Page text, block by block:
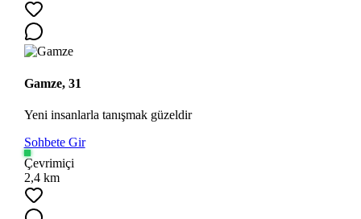
Gamze, 31
Yeni insanlarla tanışmak güzeldir
Sohbete Gir
Çevrimiçi
2,4 km